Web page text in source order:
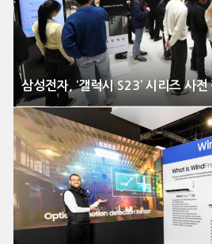
삼성전자, ‘갤럭시 S23’ 시리즈 사전